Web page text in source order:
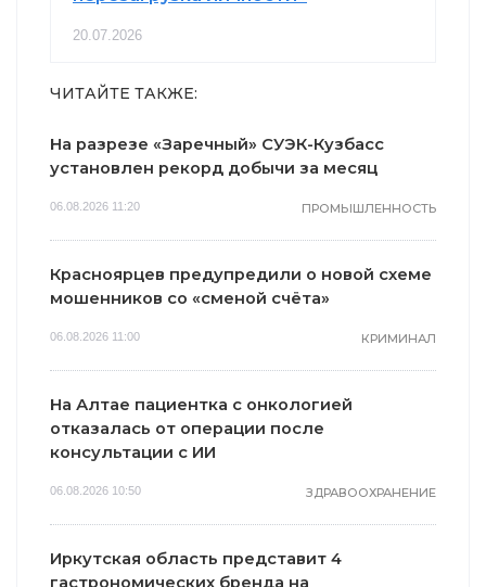
20.07.2026
ЧИТАЙТЕ ТАКЖЕ:
На разрезе «Заречный» СУЭК-Кузбасс
установлен рекорд добычи за месяц
06.08.2026 11:20 ПРОМЫШЛЕННОСТЬ
Красноярцев предупредили о новой схеме
мошенников со «сменой счёта»
06.08.2026 11:00 КРИМИНАЛ
На Алтае пациентка с онкологией
отказалась от операции после
консультации с ИИ
06.08.2026 10:50 ЗДРАВООХРАНЕНИЕ
Иркутская область представит 4
гастрономических бренда на